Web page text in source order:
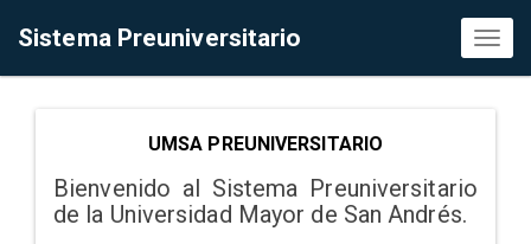
Sistema Preuniversitario
UMSA PREUNIVERSITARIO
Bienvenido al Sistema Preuniversitario
de la Universidad Mayor de San Andrés.